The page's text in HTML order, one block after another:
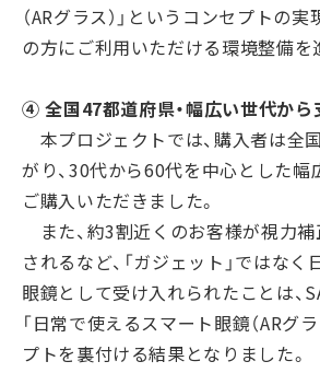
（ARグラス）」というコンセプトの
の方にご利用いただける環境整備を
④ 全国47都道府県・幅広い世代から
本プロジェクトでは、購入者は全
がり、30代から60代を中心とした幅
ご購入いただきました。
また、約3割近くのお客様が視力
されるなど、「ガジェット」ではな
眼鏡として受け入れられたことは、
「日常で使えるスマート眼鏡（ARグ
プトを裏付ける結果となりました。